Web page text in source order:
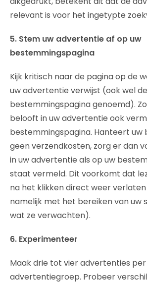
relevant is voor het ingetypte
5. Stem uw advertentie af op uw
bestemmingspagina
Kijk kritisch naar de pagina op de
uw advertentie verwijst (ook wel de
bestemmingspagina genoemd).
belooft in uw advertentie ook
bestemmingspagina. Hanteert uw
geen verzendkosten, zorg er dan
in uw advertentie als op uw
staat vermeld. Dit voorkomt dat
na het klikken direct weer
namelijk met het bereiken van uw
wat ze verwachten).
6. Experimenteer
Maak drie tot vier advertenties per
advertentiegroep. Probeer